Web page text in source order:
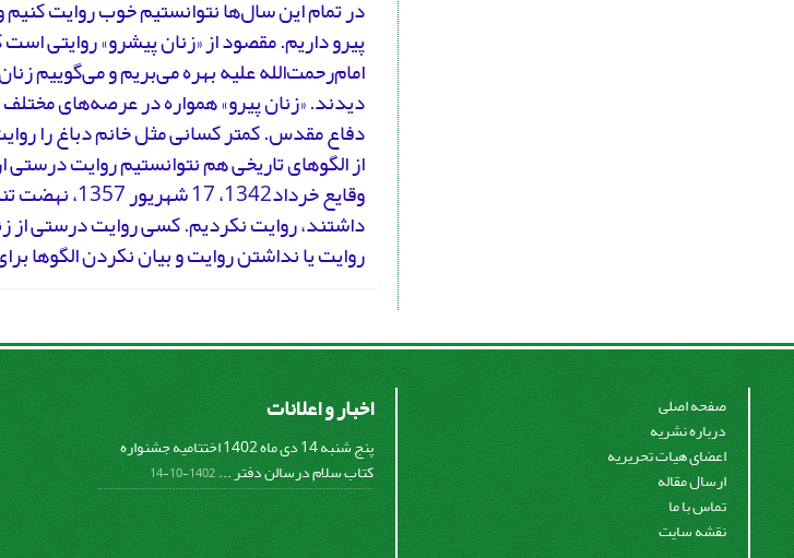
در تمام این سال‌ها نتوانستیم خوب روایت
پیرو داریم. مقصود از «زنان پیشرو» روایتی
امام‌رحمت‌الله علیه بهره می‌بریم و می‌گوییم
دیدند. «زنان پیرو» همواره در عرصه‌های
دفاع مقدس. کمتر کسانی مثل خانم دباغ را
از الگوهای تاریخی هم نتوانستیم روایت
وقایع
داشتند، روایت نکردیم. کسی روایت درستی
روایت یا نداشتن روایت و بیان نکردن الگوها
صفحه اصلی
درباره نشریه
اعضای هیات تحریریه
ارسال مقاله
تماس با ما
نقشه سایت
اخبار و اعلانات
پنج شنبه 14 دی ماه 1402 اختتامیه جشنواره
کتاب سلام درسالن دفتر ... 1402-10-14